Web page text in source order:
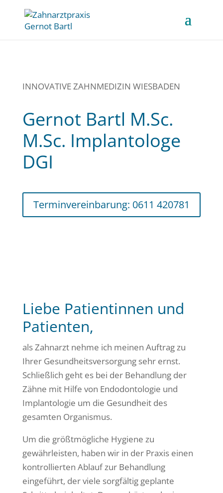
INNOVATIVE ZAHNMEDIZIN WIESBADEN
Gernot Bartl M.Sc.
M.Sc. Implantologe
DGI
Terminvereinbarung: 0611 420781
Liebe Patientinnen und
Patienten,
als Zahnarzt nehme ich meinen Auftrag zu
Ihrer Gesundheitsversorgung sehr ernst.
Schließlich geht es bei der Behandlung der
Zähne mit Hilfe von Endodontologie und
Implantologie um die Gesundheit des
gesamten Organismus.
Um die größtmögliche Hygiene zu
gewährleisten, haben wir in der Praxis einen
kontrollierten Ablauf zur Behandlung
eingeführt, der viele sorgfältig geplante